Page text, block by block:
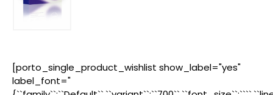
[porto_single_product_wishlist show_label="yes"
label_font="